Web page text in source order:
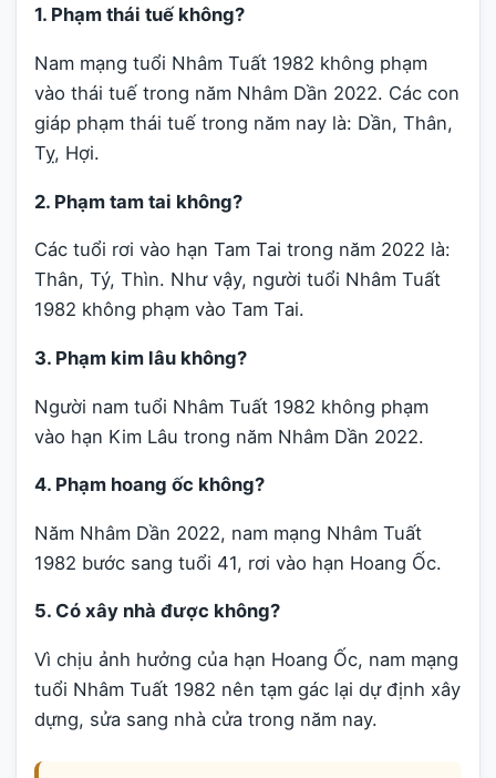
1. Phạm thái tuế không?
Nam mạng tuổi Nhâm Tuất 1982 không phạm
vào thái tuế trong năm Nhâm Dần 2022. Các con
giáp phạm thái tuế trong năm nay là: Dần, Thân,
Tỵ, Hợi.
2. Phạm tam tai không?
Các tuổi rơi vào hạn Tam Tai trong năm 2022 là:
Thân, Tý, Thìn. Như vậy, người tuổi Nhâm Tuất
1982 không phạm vào Tam Tai.
3. Phạm kim lâu không?
Người nam tuổi Nhâm Tuất 1982 không phạm
vào hạn Kim Lâu trong năm Nhâm Dần 2022.
4. Phạm hoang ốc không?
Năm Nhâm Dần 2022, nam mạng Nhâm Tuất
1982 bước sang tuổi 41, rơi vào hạn Hoang Ốc.
5. Có xây nhà được không?
Vì chịu ảnh hưởng của hạn Hoang Ốc, nam mạng
tuổi Nhâm Tuất 1982 nên tạm gác lại dự định xây
dựng, sửa sang nhà cửa trong năm nay.